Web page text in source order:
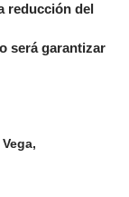
reducción del
será garantizar